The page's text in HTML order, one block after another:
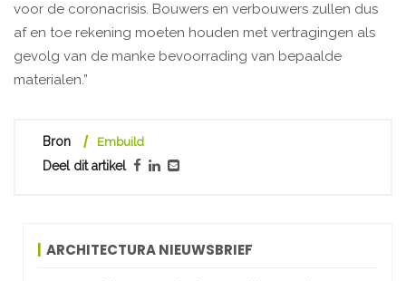
voor de coronacrisis. Bouwers en verbouwers zullen dus
af en toe rekening moeten houden met vertragingen als
gevolg van de manke bevoorrading van bepaalde
materialen.”
Bron Embuild
Deel dit artikel
ARCHITECTURA NIEUWSBRIEF